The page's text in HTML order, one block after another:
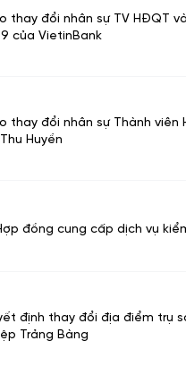
thay đổi nhân sự TV HĐQT
của VietinBank
thay đổi nhân sự Thành viên
Huyền
đồng cung cấp dịch vụ
định thay đổi địa điểm trụ
Trảng Bàng